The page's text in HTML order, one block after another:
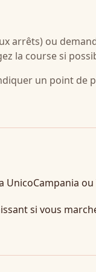
arrêts) ou
la course si
un point
si vous